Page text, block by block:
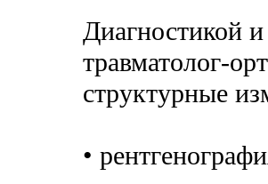
Диагностикой и
травматолог-
структурные
•